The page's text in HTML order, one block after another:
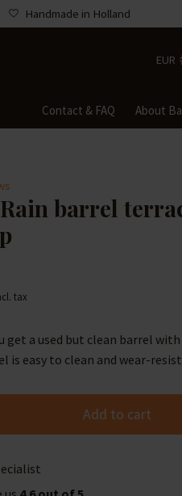
Handmade in Holland
EUR
Contact & FAQ About
barrel
tax
get a used but clean barrel
is easy to clean and wear-
Add to cart